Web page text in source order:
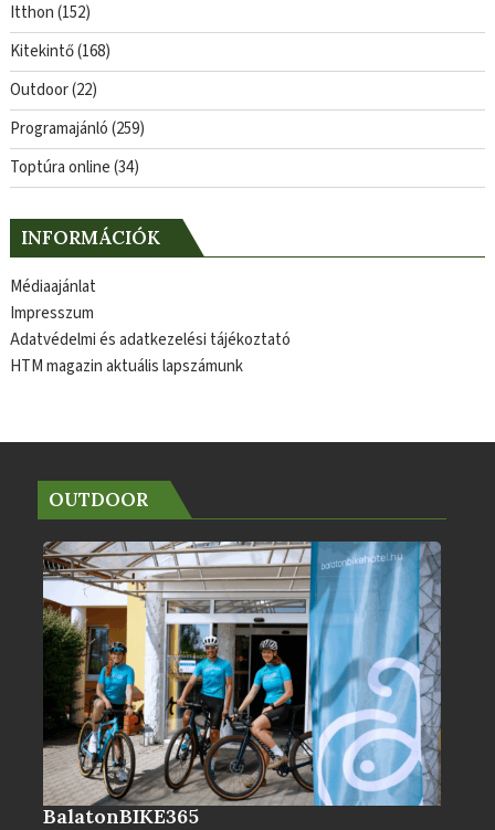
Itthon(152)
Kitekintő(168)
Outdoor(22)
Programajánló(259)
Toptúra online(34)
INFORMÁCIÓK
Médiaajánlat
Impresszum
Adatvédelmi és adatkezelési tájékoztató
HTM magazin aktuális lapszámunk
OUTDOOR
BalatonBIKE365